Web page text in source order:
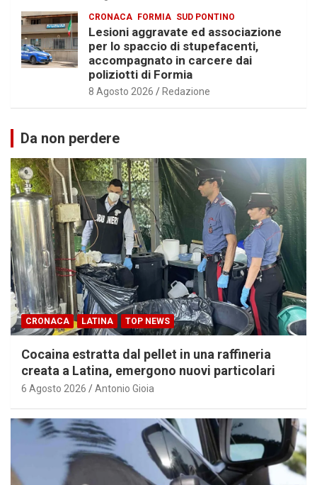
CRONACA FORMIA SUD PONTINO
Lesioni aggravate ed associazione
per lo spaccio di stupefacenti,
accompagnato in carcere dai
poliziotti di Formia
8 Agosto 2026 Redazione
Da non perdere
CRONACA LATINA TOP NEWS
Cocaina estratta dal pellet in una raffineria
creata a Latina, emergono nuovi particolari
6 Agosto 2026 Antonio Gioia